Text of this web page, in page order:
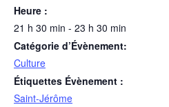
Heure :
21 h 30 min - 23 h 30 min
Catégorie d’Évènement:
Culture
Étiquettes Évènement :
Saint-Jérôme